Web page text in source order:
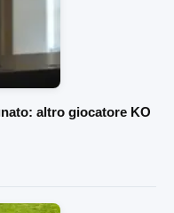
altro giocatore KO